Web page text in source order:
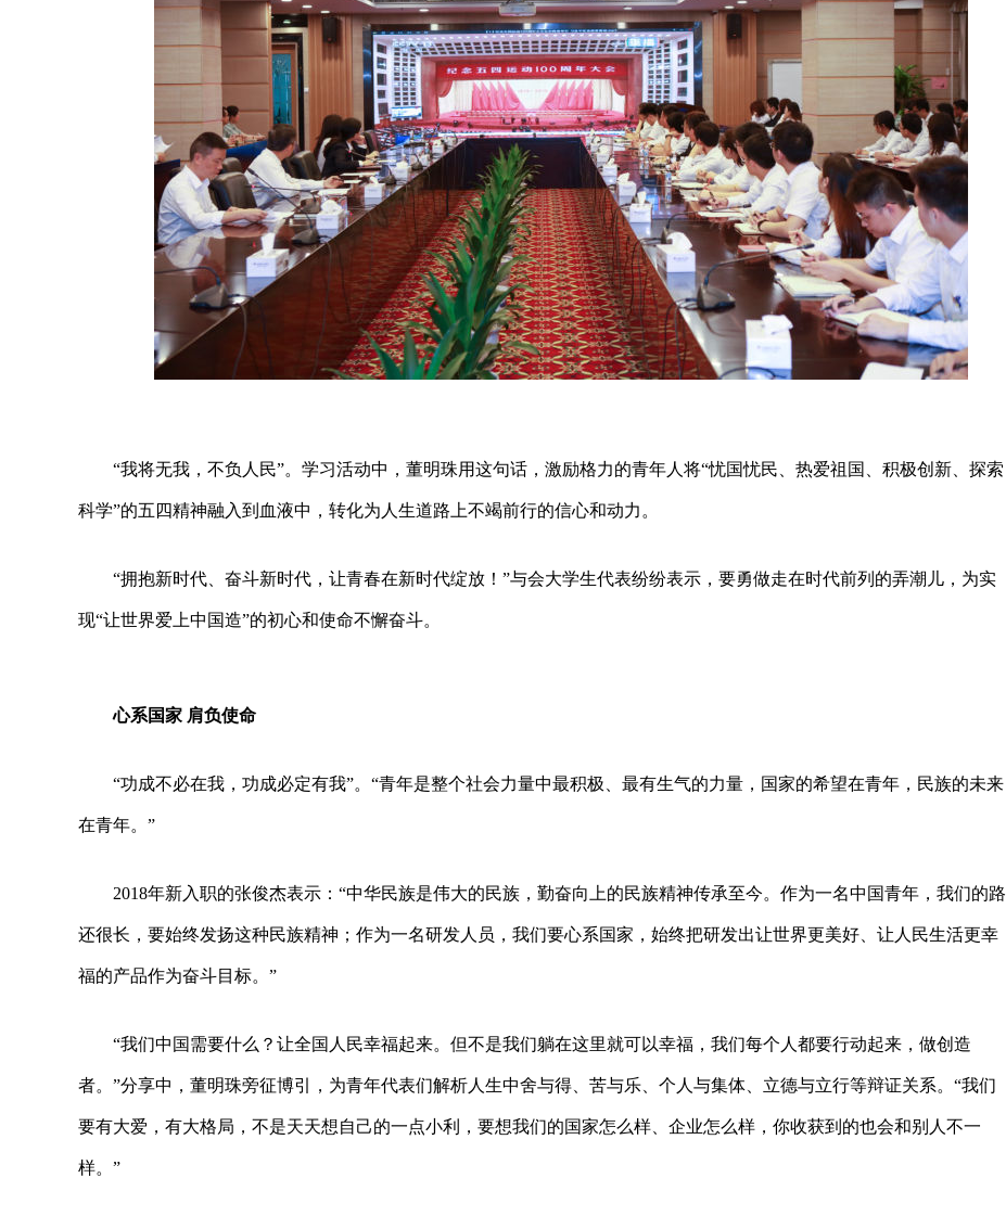
“我将无我，不负人民”。学习活动中，董明珠用这句话，激励格力的青年人将“忧国忧民、热爱祖国、积极创新、探索
科学”的五四精神融入到血液中，转化为人生道路上不竭前行的信心和动力。
“拥抱新时代、奋斗新时代，让青春在新时代绽放！”与会大学生代表纷纷表示，要勇做走在时代前列的弄潮儿，为实
现“让世界爱上中国造”的初心和使命不懈奋斗。
心系国家 肩负使命
“功成不必在我，功成必定有我”。“青年是整个社会力量中最积极、最有生气的力量，国家的希望在青年，民族的未来
在青年。”
2018年新入职的张俊杰表示：“中华民族是伟大的民族，勤奋向上的民族精神传承至今。作为一名中国青年，我们的路
还很长，要始终发扬这种民族精神；作为一名研发人员，我们要心系国家，始终把研发出让世界更美好、让人民生活更幸
福的产品作为奋斗目标。”
“我们中国需要什么？让全国人民幸福起来。但不是我们躺在这里就可以幸福，我们每个人都要行动起来，做创造
者。”分享中，董明珠旁征博引，为青年代表们解析人生中舍与得、苦与乐、个人与集体、立德与立行等辩证关系。“我们
要有大爱，有大格局，不是天天想自己的一点小利，要想我们的国家怎么样、企业怎么样，你收获到的也会和别人不一
样。”